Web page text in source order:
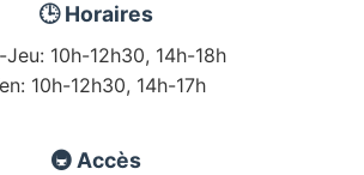
🕒 Horaires
Jeu: 10h-12h30, 14h-18h
10h-12h30, 14h-17h
🚇 Accès